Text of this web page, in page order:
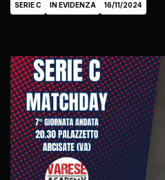
SERIE C IN EVIDENZA 16/11/2024